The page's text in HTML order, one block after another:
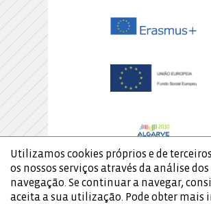
Utilizamos cookies próprios e de
os nossos serviços através da análise
navegação. Se continuar a navegar,
aceita a sua utilização. Pode obter mais